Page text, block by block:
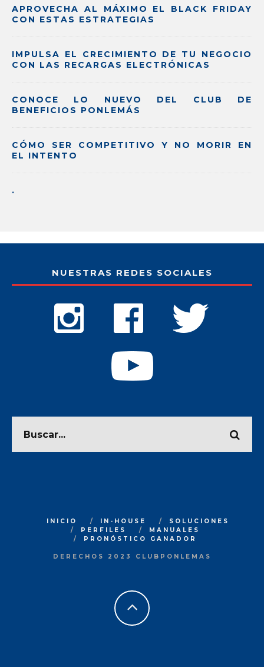
APROVECHA AL MÁXIMO EL BLACK FRIDAY
CON ESTAS ESTRATEGIAS
IMPULSA EL CRECIMIENTO DE TU NEGOCIO
CON LAS RECARGAS ELECTRÓNICAS
CONOCE LO NUEVO DEL CLUB DE
BENEFICIOS PONLEMÁS
CÓMO SER COMPETITIVO Y NO MORIR EN
EL INTENTO
.
NUESTRAS REDES SOCIALES
INICIO IN-HOUSE
SOLUCIONES
PERFILES
MANUALES
PRONÓSTICO GANADOR
DERECHOS 2023 CLUBPONLEMAS